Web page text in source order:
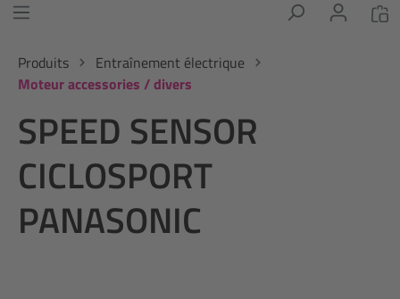
Produits
Entraînement électrique
Moteur accessories / divers
SPEED SENSOR
CICLOSPORT
PANASONIC